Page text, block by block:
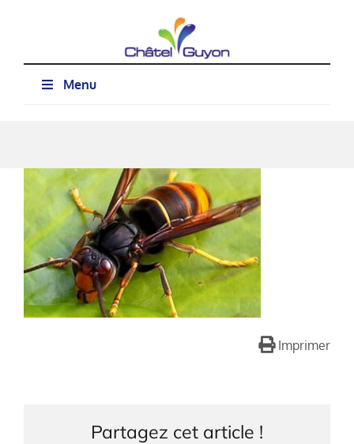
Menu
Imprimer
Partagez cet article !